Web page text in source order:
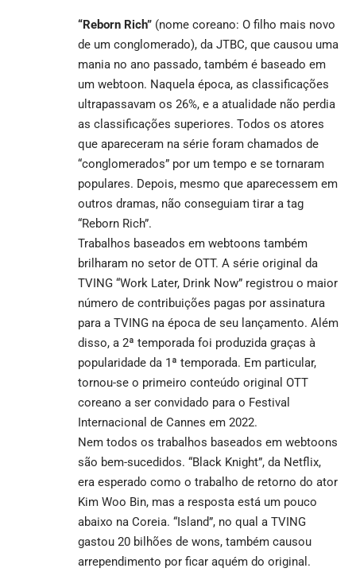
“Reborn Rich” (nome coreano: O filho mais novo
de um conglomerado), da JTBC, que causou uma
mania no ano passado, também é baseado em
um webtoon. Naquela época, as classificações
ultrapassavam os 26%, e a atualidade não perdia
as classificações superiores. Todos os atores
que apareceram na série foram chamados de
“conglomerados” por um tempo e se tornaram
populares. Depois, mesmo que aparecessem em
outros dramas, não conseguiam tirar a tag
“Reborn Rich”.
Trabalhos baseados em webtoons também
brilharam no setor de OTT. A série original da
TVING “Work Later, Drink Now” registrou o maior
número de contribuições pagas por assinatura
para a TVING na época de seu lançamento. Além
disso, a 2ª temporada foi produzida graças à
popularidade da 1ª temporada. Em particular,
tornou-se o primeiro conteúdo original OTT
coreano a ser convidado para o Festival
Internacional de Cannes em 2022.
Nem todos os trabalhos baseados em webtoons
são bem-sucedidos. “Black Knight”, da Netflix,
era esperado como o trabalho de retorno do ator
Kim Woo Bin, mas a resposta está um pouco
abaixo na Coreia. “Island”, no qual a TVING
gastou 20 bilhões de wons, também causou
arrependimento por ficar aquém do original.